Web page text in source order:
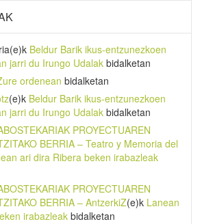
(e)k Beldur Barik ikus-entzunezkoen
jarri du Irungo Udalak bidalketan
ordenean bidalketan
(e)k Beldur Barik ikus-entzunezkoen
jarri du Irungo Udalak bidalketan
PROYECTUAREN
BERRIA – Teatro y Memoria del
ari dira Ribera beken irabazleak
PROYECTUAREN
BERRIA – AntzerkiZ(e)k Lanean
irabazleak bidalketan